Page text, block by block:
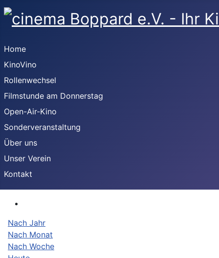
Home
KinoVino
Rollenwechsel
Filmstunde am Donnerstag
Open-Air-Kino
Sonderveranstaltung
Über uns
Unser Verein
Kontakt
Nach Jahr
Nach Monat
Nach Woche